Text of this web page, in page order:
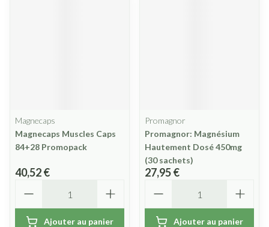
Magnecaps
Magnecaps Muscles Caps
84+28 Promopack
40,52 €
Ajouter au panier
Promagnor
Promagnor: Magnésium
Hautement Dosé 450mg
(30 sachets)
27,95 €
Ajouter au panier